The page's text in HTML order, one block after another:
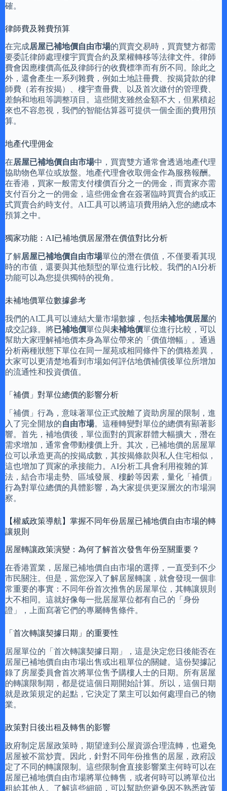
確。
律師費及雜費預算
在完成居屋已補地價自由市場的買賣交易時，買賣雙方都需
要委託律師處理樓宇買賣合約及業權轉移等法律文件。律師
費會因應樓價高低及律師行的收費標準而有所不同。除此之
外，還會產生一系列雜費，例如土地註冊費、按揭貸款的律
師費（若有按揭）、樓宇查冊費、以及首次繳付的管理費、
差餉和地租等調整項目。這些開支雖然金額不大，但累積起
來也不容忽視，我們的智能估算器可提供一個全面的費用預
算。
地產代理佣金
在居屋已補地價自由市場中，買賣雙方通常會透過地產代理
協助物色單位或放盤。地產代理會收取佣金作為服務報酬。
在香港，買家一般需支付樓價百分之一的佣金，而賣家亦需
支付百分之一的佣金，這些佣金會在簽署臨時買賣合約或正
式買賣合約時支付。AI工具可以將這項費用納入您的總成本
預算之中。
獨家功能：AI已補地價居屋潛在價值對比分析
了解居屋已補地價自由市場單位的潛在價值，不僅要看其現
時的市值，還要與其他類型的單位進行比較。我們的AI分析
功能可以為您提供獨特的視角。
未補地價單位數據參考
我們的AI工具可以連結大量市場數據，包括未補地價居屋的
成交記錄。將已補地價單位與未補地價單位進行比較，可以
幫助大家理解補地價本身為單位帶來的「價值增幅」。通過
分析兩種狀態下單位在同一屋苑或相同條件下的價格差異，
大家可以更清楚地看到市場如何評估地價補償後單位所增加
的流通性和投資價值。
「補價」對單位總價的影響分析
「補價」行為，意味著單位正式脫離了資助房屋的限制，進
入了完全開放的自由市場。這種轉變對單位的總價有顯著影
響。首先，補地價後，單位面對的買家群體大幅擴大，潛在
需求增加，通常會帶動樓價上升。其次，已補地價的居屋單
位可以承造更高的按揭成數，其按揭條款與私人住宅相似，
這也增加了買家的承接能力。AI分析工具會利用複雜的算
法，結合市場走勢、區域發展、樓齡等因素，量化「補價」
行為對單位總價的具體影響，為大家提供更深層次的市場洞
察。
【權威政策導航】掌握不同年份居屋已補地價自由市場的轉
讓規則
居屋轉讓政策演變：為何了解首次發售年份至關重要？
在香港置業，居屋已補地價自由市場的選擇，一直受到不少
市民關注。但是，當您深入了解居屋轉讓，就會發現一個非
常重要的事實：不同年份首次推售的居屋單位，其轉讓規則
大不相同。這就好像每一批居屋單位都有自己的「身份
證」，上面寫著它們的專屬轉售條件。
「首次轉讓契據日期」的重要性
居屋單位的「首次轉讓契據日期」，這是決定您日後能否在
居屋已補地價自由市場出售或出租單位的關鍵。這份契據記
錄了房屋委員會首次將單位售予購樓人士的日期。所有居屋
的轉讓限制期，都是從這個日期開始計算。所以，這個日期
就是政策規定的起點，它決定了業主可以如何處理自己的物
業。
政策對日後出租及轉售的影響
政府制定居屋政策時，期望達到公屋資源合理流轉，也避免
居屋被不當炒賣。因此，針對不同年份推售的居屋，政府設
定了不同的轉讓限制。這些限制會直接影響業主何時可以在
居屋已補地價自由市場將單位轉售，或者何時可以將單位出
租給其他人。了解這些細節，可以幫助您避免因不熟悉政策